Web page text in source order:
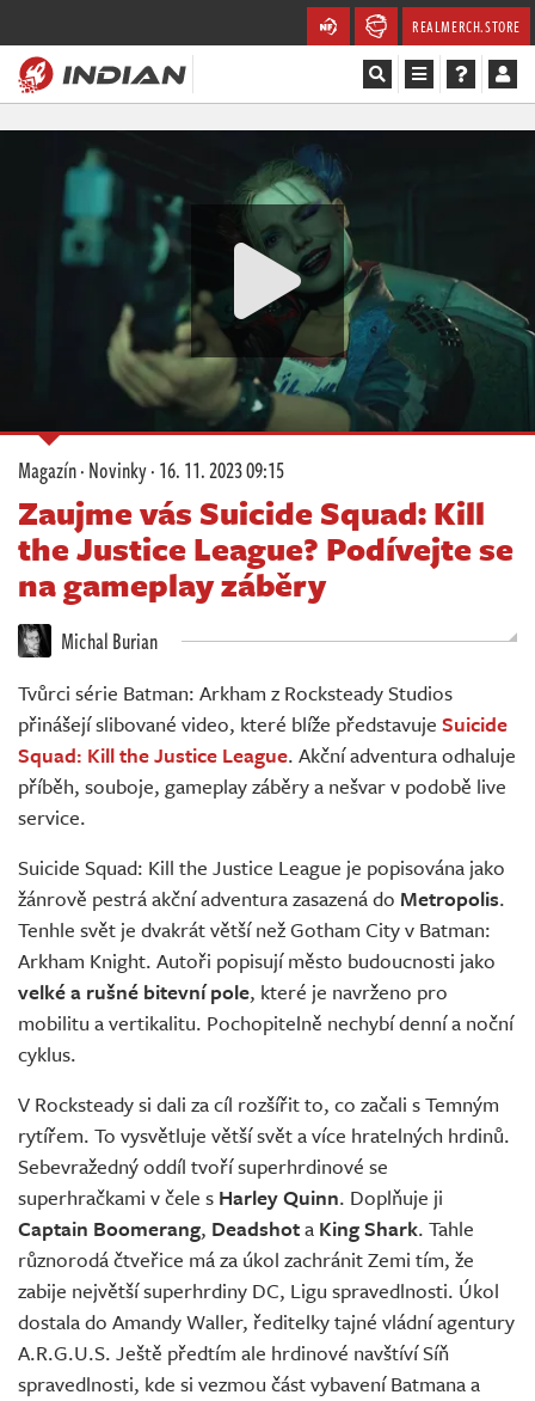
REALMERCH.STORE
Komunita
Redakce
Živě
Magazín·Novinky·16. 11. 2023 09:15
Zaujme vás Suicide Squad: Kill
the Justice League? Podívejte se
na gameplay záběry
Michal Burian
Tvůrci série Batman: Arkham z Rocksteady Studios
přinášejí slibované video, které blíže představuje Suicide
Squad: Kill the Justice League. Akční adventura odhaluje
příběh, souboje, gameplay záběry a nešvar v podobě live
service.
Suicide Squad: Kill the Justice League je popisována jako
žánrově pestrá akční adventura zasazená do Metropolis.
Tenhle svět je dvakrát větší než Gotham City v Batman:
Arkham Knight. Autoři popisují město budoucnosti jako
velké a rušné bitevní pole, které je navrženo pro
mobilitu a vertikalitu. Pochopitelně nechybí denní a noční
cyklus.
V Rocksteady si dali za cíl rozšířit to, co začali s Temným
rytířem. To vysvětluje větší svět a více hratelných hrdinů.
Sebevražedný oddíl tvoří superhrdinové se
superhračkami v čele s Harley Quinn. Doplňuje ji
Captain Boomerang, Deadshota King Shark. Tahle
různorodá čtveřice má za úkol zachránit Zemi tím, že
zabije největší superhrdiny DC, Ligu spravedlnosti. Úkol
dostala do Amandy Waller, ředitelky tajné vládní agentury
A.R.G.U.S. Ještě předtím ale hrdinové navštíví Síň
spravedlnosti, kde si vezmou část vybavení Batmana a